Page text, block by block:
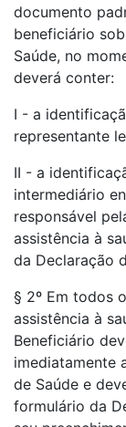
documento
beneficiário
Saúde, no
deverá conter:
I - a
representante
II - a
intermediário
responsável
assistência à
da Declaração
§ 2º Em todos
assistência à
Beneficiário
imediatamente
de Saúde e
formulário da